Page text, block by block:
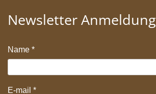
Newsletter Anmeldung
Name *
E-mail *